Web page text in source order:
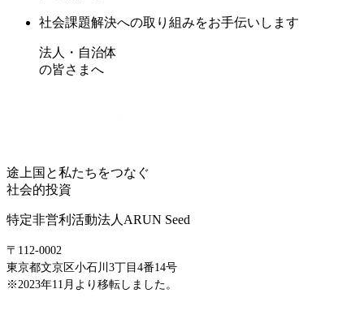
社会課題解決への取り組みをお手伝いします
法人・自治体
の皆さまへ
途上国と私たちをつなぐ
社会的投資
特定非営利活動法人ARUN Seed
〒112-0002
東京都文京区小石川3丁目4番14号
※2023年11月より移転しました。